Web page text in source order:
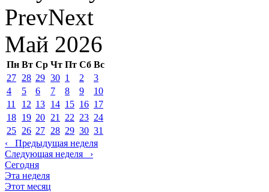
PrevNext
Май 2026
Пн Вт Ср Чт Пт Сб Вс
27 28 29 30 1 2
3
4
5 6 7 8 9
10
11
12 13 14 15 16 17
18 19 20 21 22 23 24
25 26 27 28 29 30 31
‹ Предыдущая неделя
Следующая неделя ›
Сегодня
Эта неделя
Этот месяц